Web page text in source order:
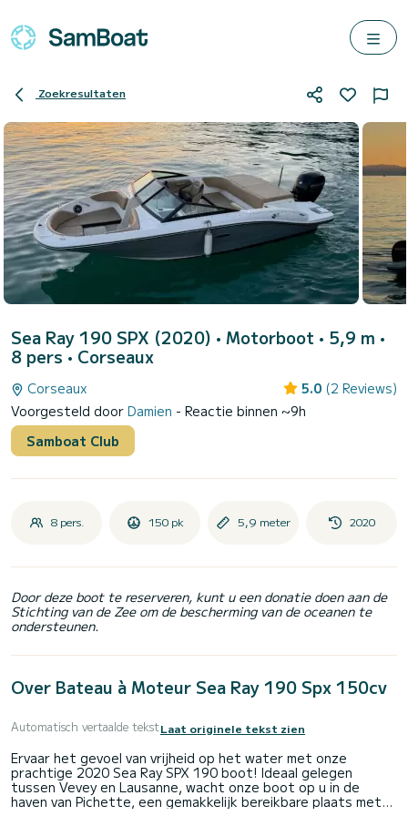
Zoekresultaten
Sea Ray 190 SPX (2020) • Motorboot • 5,9 m •
8 pers • Corseaux
Corseaux 5.0 (2 Reviews)
Voorgesteld door Damien - Reactie binnen ~9h
Samboat Club
8 pers. 150 pk 5,9 meter 2020
Door deze boot te reserveren, kunt u een donatie doen aan de
Stichting van de Zee om de bescherming van de oceanen te
ondersteunen.
Over Bateau à Moteur Sea Ray 190 Spx 150cv
Automatisch vertaalde tekstLaat originele tekst zien
Ervaar het gevoel van vrijheid op het water met onze
prachtige 2020 Sea Ray SPX 190 boot! Ideaal gelegen
tussen Vevey en Lausanne, wacht onze boot op u in de
haven van Pichette, een gemakkelijk bereikbare plaats met